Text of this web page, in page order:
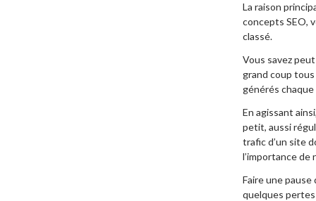
La raison
concepts SEO,
classé.
Vous savez
grand coup
générés
En agissant
petit, aussi
trafic d’un site
l’importance
Faire une
quelques